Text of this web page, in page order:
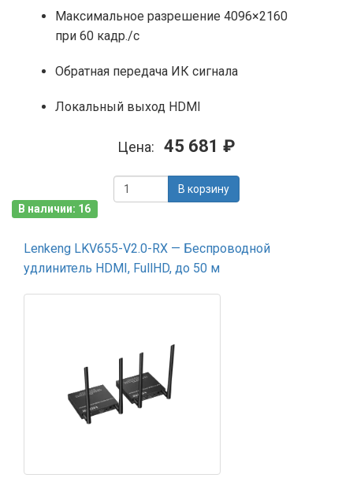
Максимальное разрешение 4096×2160
при 60 кадр./с
Обратная передача ИК сигнала
Локальный выход HDMI
Цена: 45 681 ₽
В корзину
В наличии: 16
Lenkeng LKV655-V2.0-RX — Беспроводной
удлинитель HDMI, FullHD, до 50 м